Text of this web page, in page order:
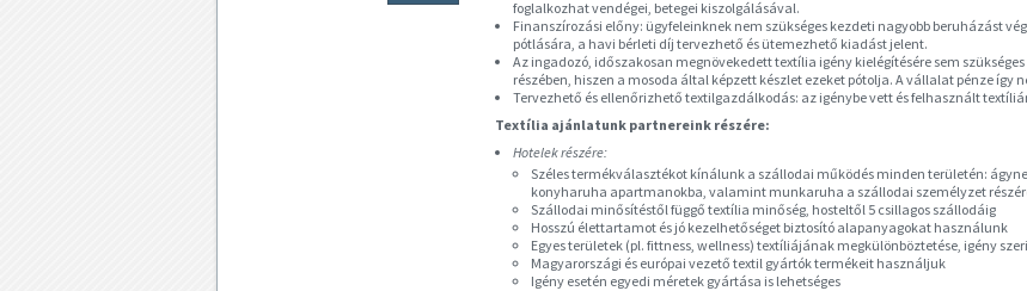
foglalkozhat vendégei, betegei kiszolgálásával.
Finanszírozási előny: ügyfeleinknek nem szükséges kezdeti nagyobb beruházást
pótlására, a havi bérleti díj tervezhető és ütemezhető kiadást jelent.
Az ingadozó, időszakosan megnövekedett textília igény kielégítésére sem
részében, hiszen a mosoda által képzett készlet ezeket pótolja. A vállalat pénze
Tervezhető és ellenőrizhető textilgazdálkodás: az igénybe vett és felhasznált
Textília ajánlatunk partnereink részére:
Hotelek részére:
Széles termékválasztékot kínálunk a szállodai működés minden területén:
konyharuha apartmanokba, valamint munkaruha a szállodai személyzet
Szállodai minősítéstől függő textília minőség, hosteltől 5 csillagos szállodáig
Hosszú élettartamot és jó kezelhetőséget biztosító alapanyagokat használunk
Egyes területek (pl. fittness, wellness) textíliájának megkülönböztetése, igény
Magyarországi és európai vezető textil gyártók termékeit használjuk
Igény esetén egyedi méretek gyártása is lehetséges